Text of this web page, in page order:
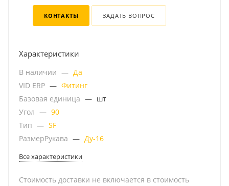
КОНТАКТЫ ЗАДАТЬ ВОПРОС
Характеристики
В наличии — Да
VID ERP — Фитинг
Базовая единица — шт
Угол — 90
Тип — SF
РазмерРукава — Ду-16
Все характеристики
Стоимость доставки не включается в стоимость